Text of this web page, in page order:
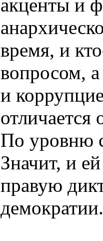
акценты и
время, и
вопросом,
и
отличается
По уровню
Значит, и
правую
демократии.